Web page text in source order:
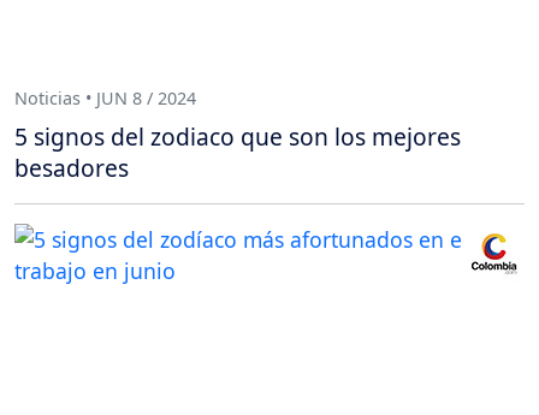
Noticias • JUN 8 / 2024
5 signos del zodiaco que son los mejores
besadores